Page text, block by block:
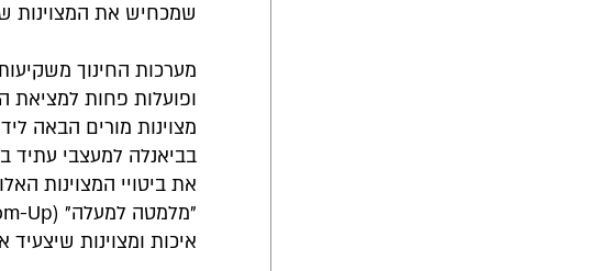
שמכחיש את המצוינות
מערכות החינוך
ופועלות פחות למציאת
מצוינות מורים הבאה
את ביטויי המצוינות
איכות ומצוינות